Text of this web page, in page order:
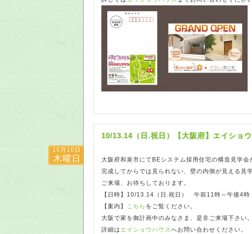
10/13.14（日.祝日）【大阪府】エイショ
10月10日
木曜日
大阪府和泉市にてBEシステム採用住宅の構造見学会
完成してからでは見られない、壁の内側が見える見
ご来場、お待ちしております。
【日時】10/13.14（日.祝日） 午前11時～午後4時
【案内】 こちら をご覧ください。
大阪で家を御計画中のみなさま、是非ご来場下さい。
詳細は エイショウハウスへお問い合わせください。